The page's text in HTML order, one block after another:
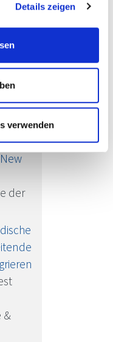
Details zeigen
verwenden
der
&